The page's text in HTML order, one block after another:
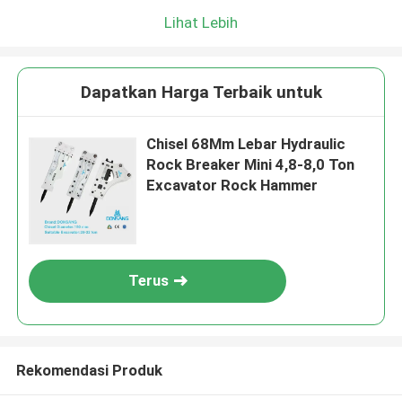
Lihat Lebih
Dapatkan Harga Terbaik untuk
Chisel 68Mm Lebar Hydraulic
Rock Breaker Mini 4,8-8,0 Ton
Excavator Rock Hammer
Terus
Rekomendasi Produk